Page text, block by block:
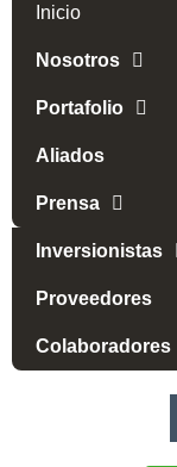
Inicio
Nosotros
Portafolio
Aliados
Prensa
Inversionistas
Proveedores
Colaboradores